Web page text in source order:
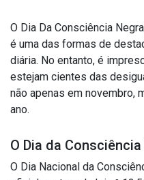
O Dia Da Consciência
é uma das formas de
diária. No entanto, é
estejam cientes das
não apenas em novembro,
ano.
O Dia da
O Dia Nacional da